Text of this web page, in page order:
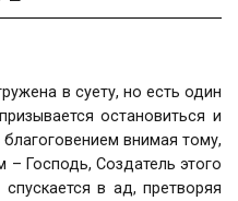
в суету, но есть один
остановиться и
внимая тому,
Господь, Создатель этого
в ад, претворяя